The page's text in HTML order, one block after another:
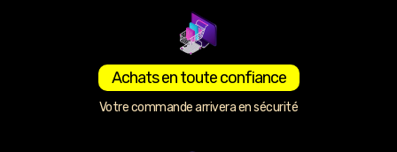
Achats en toute confiance
Votre commande arrivera en sécurité